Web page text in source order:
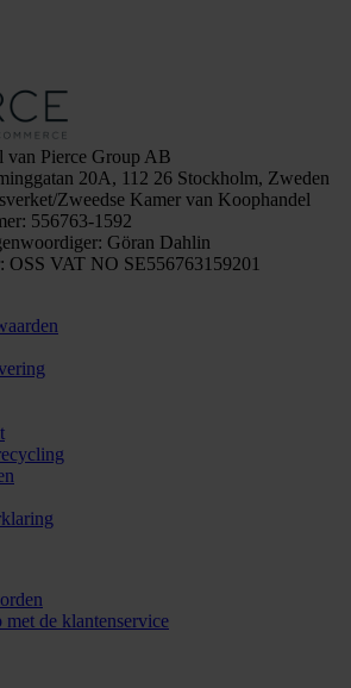
van Pierce Group AB
20A, 112 26 Stockholm, Zweden
Zweedse Kamer van Koophandel
556763-1592
Göran Dahlin
OSS VAT NO SE556763159201
met de klantenservice